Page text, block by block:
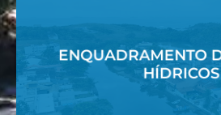
ENQUADRAMENTO
HÍDRICOS
ENQUADRAMENTO
HÍDRICOS
Acessar